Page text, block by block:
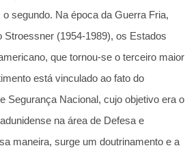
segundo. Na época da Guerra Fria,
Stroessner (1954-1989), os Estados
que tornou-se o terceiro maior
está vinculado ao fato do
Segurança Nacional, cujo objetivo era o
na área de Defesa e
maneira, surge um doutrinamento e a